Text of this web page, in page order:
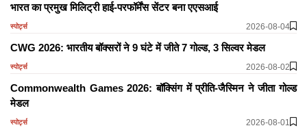
भारत का प्रमुख मिलिट्री हाई-परफॉर्मेंस सेंटर बना एएसआई
स्पोर्ट्स 2026-08-04
CWG 2026: भारतीय बॉक्सरों ने 9 घंटे में जीते 7 गोल्ड, 3 सिल्वर मेडल
स्पोर्ट्स 2026-08-02
Commonwealth Games 2026: बॉक्सिंग में प्रीति-जैस्मिन ने जीता गोल्ड
मेडल
स्पोर्ट्स 2026-08-01